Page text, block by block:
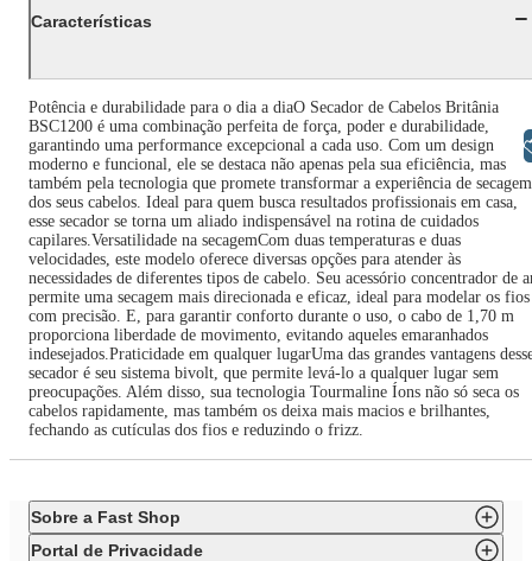
Características
Potência e durabilidade para o dia a diaO Secador de Cabelos Britânia
BSC1200 é uma combinação perfeita de força, poder e durabilidade,
garantindo uma performance excepcional a cada uso. Com um design
moderno e funcional, ele se destaca não apenas pela sua eficiência, mas
também pela tecnologia que promete transformar a experiência de secagem
dos seus cabelos. Ideal para quem busca resultados profissionais em casa,
esse secador se torna um aliado indispensável na rotina de cuidados
capilares.Versatilidade na secagemCom duas temperaturas e duas
velocidades, este modelo oferece diversas opções para atender às
necessidades de diferentes tipos de cabelo. Seu acessório concentrador de
permite uma secagem mais direcionada e eficaz, ideal para modelar os fios
com precisão. E, para garantir conforto durante o uso, o cabo de 1,70 m
proporciona liberdade de movimento, evitando aqueles emaranhados
indesejados.Praticidade em qualquer lugarUma das grandes vantagens
secador é seu sistema bivolt, que permite levá-lo a qualquer lugar sem
preocupações. Além disso, sua tecnologia Tourmaline Íons não só seca os
cabelos rapidamente, mas também os deixa mais macios e brilhantes,
fechando as cutículas dos fios e reduzindo o frizz.
Sobre a Fast Shop
Portal de Privacidade
Libras